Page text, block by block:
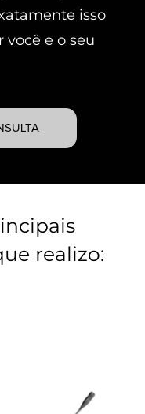
isso
você e o seu
realizo: